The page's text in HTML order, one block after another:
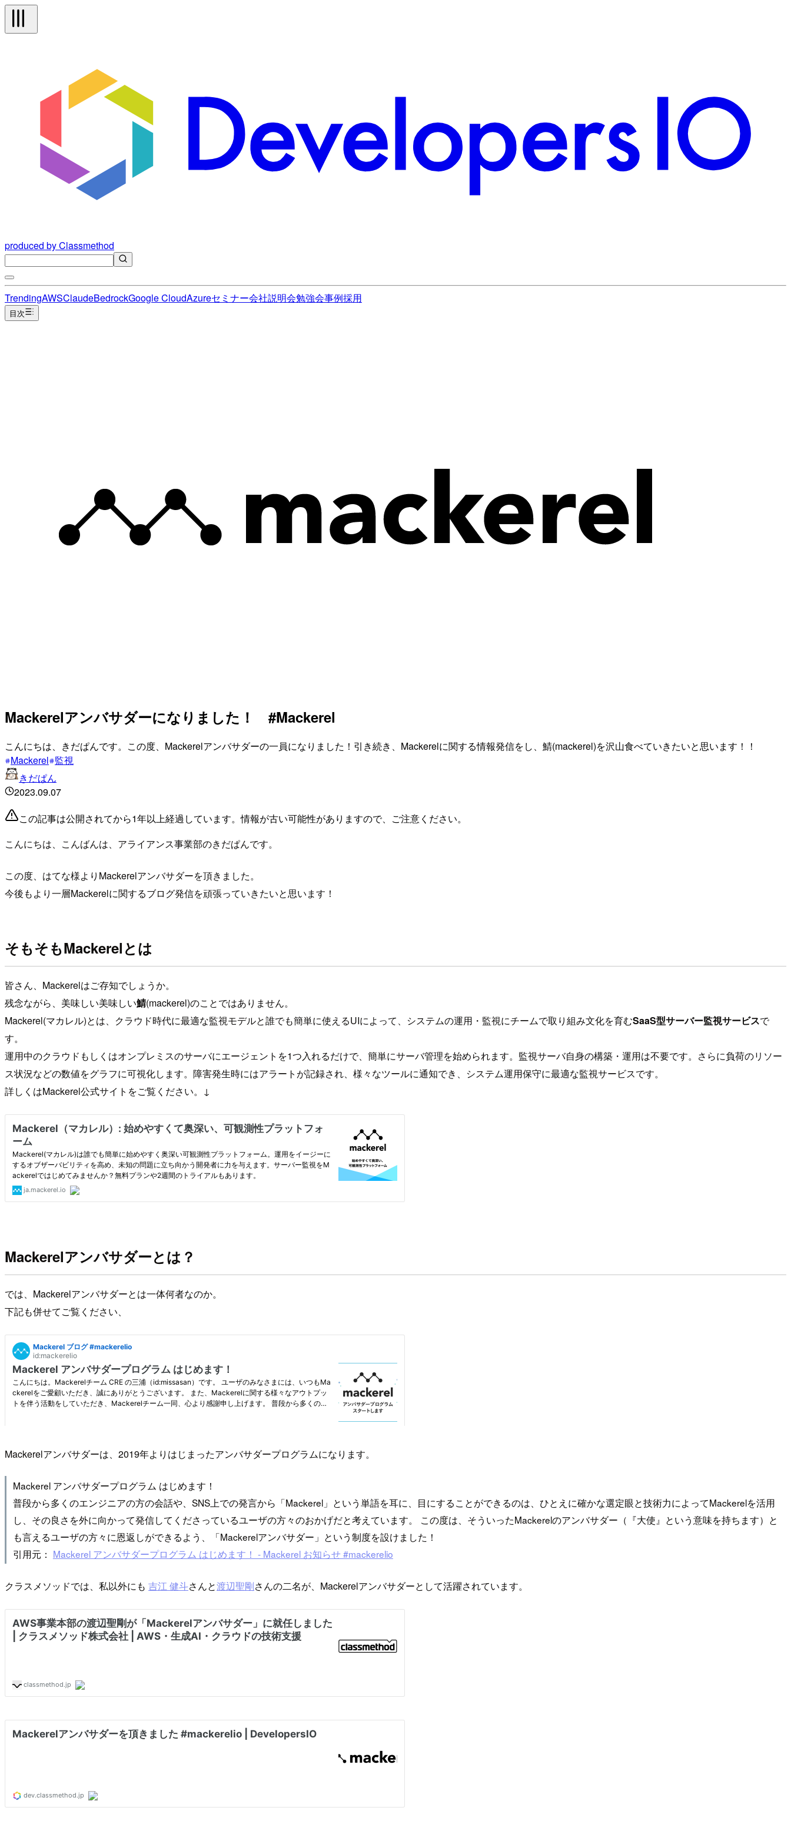
produced by Classmethod
TrendingAWSClaudeBedrockGoogle CloudAzureセミナー会社説明会勉強会事例採用
目次
Mackerelアンバサダーになりました！ #Mackerel
こんにちは、きだぱんです。この度、Mackerelアンバサダーの一員になりました！引き続き、Mackerelに関する情報発信をし、鯖(mackerel)を沢山食べていきたいと思います！！
Mackerel 監視
きだぱん
2023.09.07
この記事は公開されてから1年以上経過しています。情報が古い可能性がありますので、ご注意ください。
こんにちは、こんばんは、アライアンス事業部のきだぱんです。
この度、はてな様よりMackerelアンバサダーを頂きました。
今後もより一層Mackerelに関するブログ発信を頑張っていきたいと思います！
そもそもMackerelとは
皆さん、Mackerelはご存知でしょうか。
残念ながら、美味しい美味しい鯖(mackerel)のことではありません。
Mackerel(マカレル)とは、クラウド時代に最適な監視モデルと誰でも簡単に使えるUIによって、システムの運用・監視にチームで取り組み文化を育むSaaS型サーバー監視サービスで
す。
運用中のクラウドもしくはオンプレミスのサーバにエージェントを1つ入れるだけで、簡単にサーバ管理を始められます。監視サーバ自身の構築・運用は不要です。さらに負荷のリソー
ス状況などの数値をグラフに可視化します。障害発生時にはアラートが記録され、様々なツールに通知でき、システム運用保守に最適な監視サービスです。
詳しくはMackerel公式サイトをご覧ください。↓
Mackerelアンバサダーとは？
では、Mackerelアンバサダーとは一体何者なのか。
下記も併せてご覧ください、
Mackerelアンバサダーは、2019年よりはじまったアンバサダープログラムになります。
Mackerel アンバサダープログラム はじめます！
普段から多くのエンジニアの方の会話や、SNS上での発言から「Mackerel」という単語を耳に、目にすることができるのは、ひとえに確かな選定眼と技術力によってMackerelを活用
し、その良さを外に向かって発信してくださっているユーザの方々のおかげだと考えています。 この度は、そういったMackerelのアンバサダー（『大使』という意味を持ちます）と
も言えるユーザの方々に恩返しができるよう、「Mackerelアンバサダー」という制度を設けました！
引用元： Mackerel アンバサダープログラム はじめます！ - Mackerel お知らせ #mackerelio
クラスメソッドでは、私以外にも 吉江 健斗さんと渡辺聖剛さんの二名が、Mackerelアンバサダーとして活躍されています。